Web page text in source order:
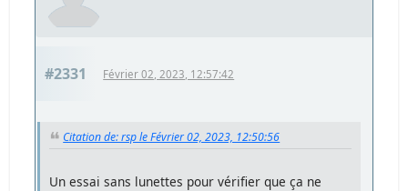
#2331 Février 02, 2023, 12:57:42
Citation de: rsp le Février 02, 2023, 12:50:56
Un essai sans lunettes pour vérifier que ça ne